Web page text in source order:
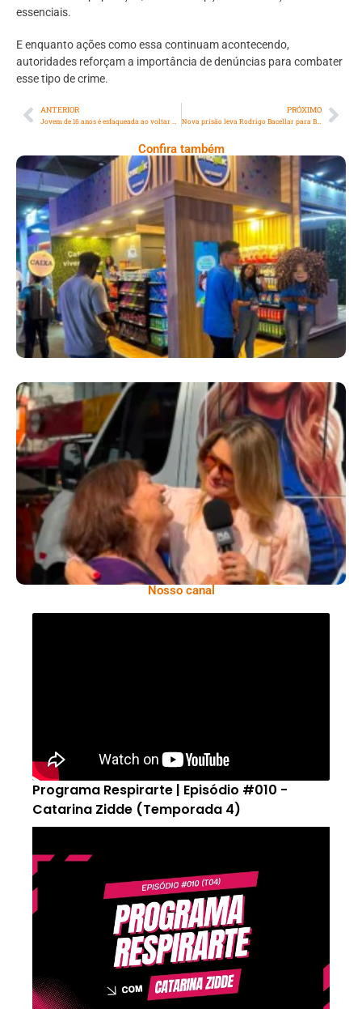
essenciais.
E enquanto ações como essa continuam acontecendo,
autoridades reforçam a importância de denúncias para combater
esse tipo de crime.
ANTERIOR PRÓXIMO
Nova prisão leva Rodrigo Bacellar para Bangu 8, presídio de políticos
Confira também
Cencosud Promove Inovação No Brasil
Com A Participação Do Prezunic No Rio
Innovation Week 2026
​Segurança Pública Lidera Queixas De
Moradores Do Rio Em Escuta Promovida Por
Antônia Fontenelle
Nosso canal
Programa Respirarte | Episódio #010 -
Catarina Zidde (Temporada 4)